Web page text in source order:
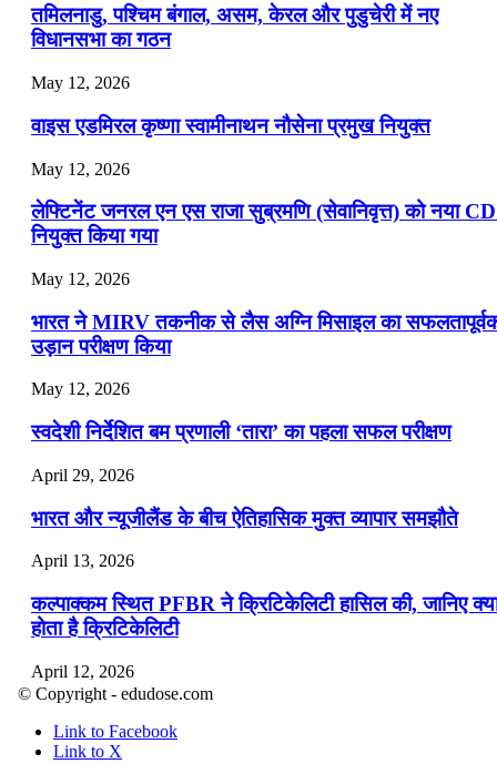
📝 डेली करेंट अफेयर्स: 13-15 जुलाई 2026
तमिलनाडु, पश्चिम बंगाल, असम, केरल और पुडुचेरी में नए
विधानसभा का गठन
May 12, 2026
वाइस एडमिरल कृष्णा स्वामीनाथन नौसेना प्रमुख नियुक्त
May 12, 2026
लेफ्टिनेंट जनरल एन एस राजा सुब्रमणि (सेवानिवृत्त) को नया
नियुक्त किया गया
May 12, 2026
भारत ने MIRV तकनीक से लैस अग्नि मिसाइल का
उड़ान परीक्षण किया
May 12, 2026
स्वदेशी निर्देशित बम प्रणाली ‘तारा’ का पहला सफल परीक्षण
April 29, 2026
भारत और न्यूजीलैंड के बीच ऐतिहासिक मुक्त व्यापार समझौते
April 13, 2026
कल्पाक्कम स्थित PFBR ने क्रिटिकेलिटी हासिल की, जानिए
होता है क्रिटिकेलिटी
April 12, 2026
April 9, 2026
© Copyright - edudose.com
Link to Facebook
Link to X